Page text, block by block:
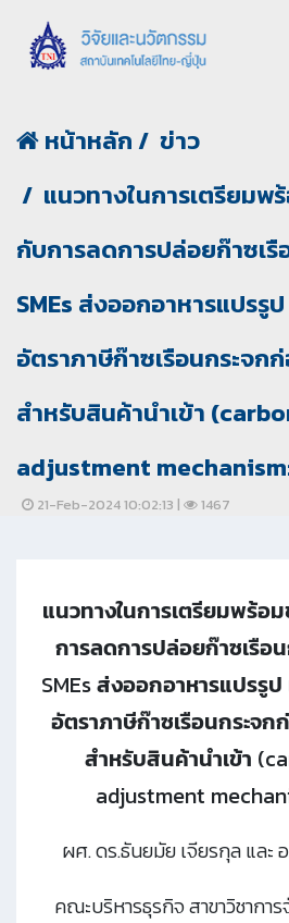
หน้าหลัก
ข่าว
แนวทางในการเตรียมพ
กับการลดการปล่อยก๊าซเ
SMEs ส่งออกอาหารแปร
อัตราภาษีก๊าซเรือนกระจ
สำหรับสินค้านำเข้า
adjustment
21-Feb-2024 10:02:13 | 1467
แนวทางในการเตรียมพร้อ
การลดการปล่อยก๊าซเรือ
SMEs ส่งออกอาหารแปร
อัตราภาษีก๊าซเรือนกระจ
สำหรับสินค้านำเข้า
adjustment
ผศ. ดร.ธันยมัย เจียรกุล และ
คณะบริหารธุรกิจ สาขาวิชากา